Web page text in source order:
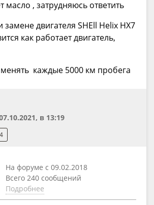
масло , затрудняюсь ответить
замене двигателя SHEll Helix HX7
как работает двигатель,
каждые 5000 км пробега
в 13:19
На форуме с 09.02.2018
Всего 240 сообщений
Подробнее